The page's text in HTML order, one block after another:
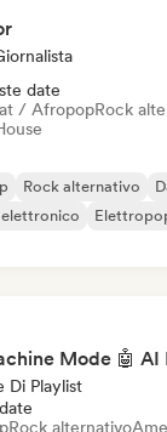
date
/ AfropopRock
Rock alternativo
elettronico
Di Playlist
Rock alternativo